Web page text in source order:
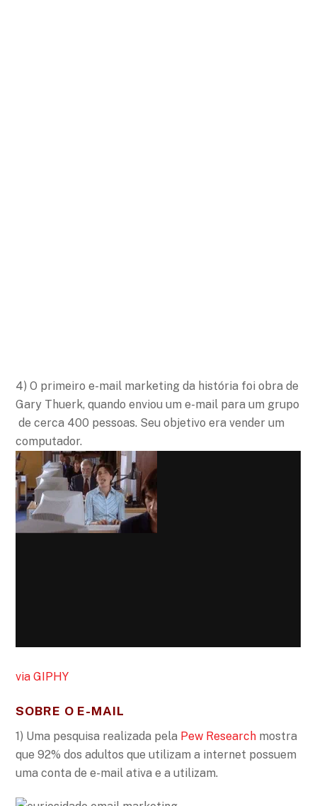
4) O primeiro e-mail marketing da história foi obra de
Gary Thuerk, quando enviou um e-mail para um grupo
de cerca 400 pessoas. Seu objetivo era vender um
computador.
via GIPHY
SOBRE O E-MAIL
1) Uma pesquisa realizada pela Pew Research mostra
que 92% dos adultos que utilizam a internet possuem
uma conta de e-mail ativa e a utilizam.